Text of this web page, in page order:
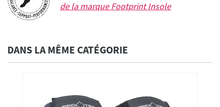
de la marqueFootprint Insole
DANS LA MÊME CATÉGORIE